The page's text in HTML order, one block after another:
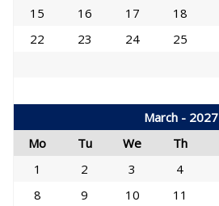
15
16 17 18
22
23 24 25
March - 2027
Mo
Tu We Th
1
2 3 4
8
9 10 11